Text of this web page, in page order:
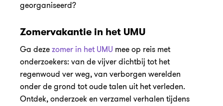
georganiseerd?
Zomervakantie in het UMU
Ga dezezomer in het UMU mee op reis met
onderzoekers: van de vijver dichtbij tot het
regenwoud ver weg, van verborgen werelden
onder de grond tot oude talen uit het verleden.
Ontdek, onderzoek en verzamel verhalen tijdens